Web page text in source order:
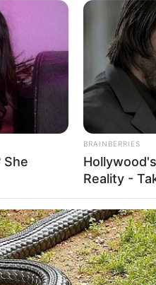
el, hogy
She
BRAINBERRIES
Reality -